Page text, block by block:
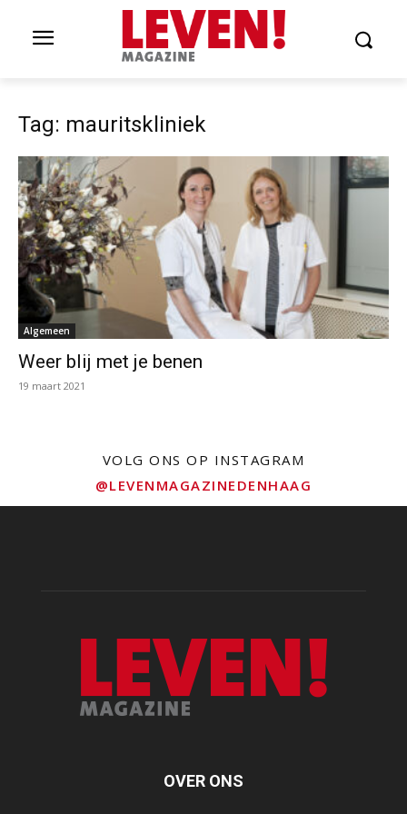
Tag: mauritskliniek
Algemeen
Weer blij met je benen
19 maart 2021
VOLG ONS OP INSTAGRAM
@LEVENMAGAZINEDENHAAG
OVER ONS